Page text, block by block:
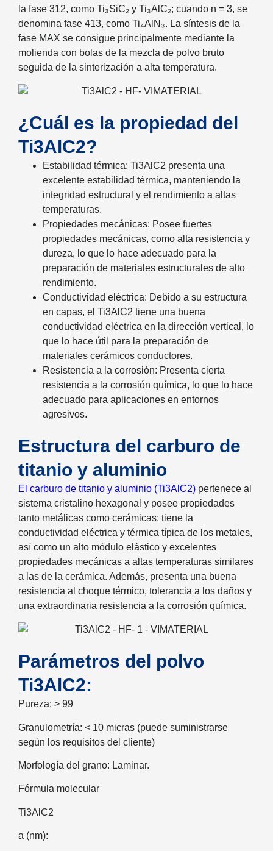
la fase 312, como Ti₃SiC₂ y Ti₃AlC₂; cuando n = 3, se
denomina fase 413, como Ti₄AlN₃. La síntesis de la
fase MAX se consigue principalmente mediante la
molienda con bolas de la mezcla de polvo bruto
seguida de la sinterización a alta temperatura.
¿Cuál es la propiedad del
Ti3AlC2?
Estabilidad térmica: Ti3AlC2 presenta una
excelente estabilidad térmica, manteniendo la
integridad estructural y el rendimiento a altas
temperaturas.
Propiedades mecánicas: Posee fuertes
propiedades mecánicas, como alta resistencia y
dureza, lo que lo hace adecuado para la
preparación de materiales estructurales de alto
rendimiento.
Conductividad eléctrica: Debido a su estructura
en capas, el Ti3AlC2 tiene una buena
conductividad eléctrica en la dirección vertical, lo
que lo hace útil para la preparación de
materiales cerámicos conductores.
Resistencia a la corrosión: Presenta cierta
resistencia a la corrosión química, lo que lo hace
adecuado para aplicaciones en entornos
agresivos.
Estructura del carburo de
titanio y aluminio
El carburo de titanio y aluminio (Ti3AlC2) pertenece al
sistema cristalino hexagonal y posee propiedades
tanto metálicas como cerámicas: tiene la
conductividad eléctrica y térmica típica de los metales,
así como un alto módulo elástico y excelentes
propiedades mecánicas a altas temperaturas similares
a las de la cerámica. Además, presenta una buena
resistencia al choque térmico, tolerancia a los daños y
una extraordinaria resistencia a la corrosión química.
Parámetros del polvo
Ti3AlC2:
Pureza: > 99
Granulometría: < 10 micras (puede suministrarse
según los requisitos del cliente)
Morfología del grano: Laminar.
Fórmula molecular
Ti3AlC2
a (nm):